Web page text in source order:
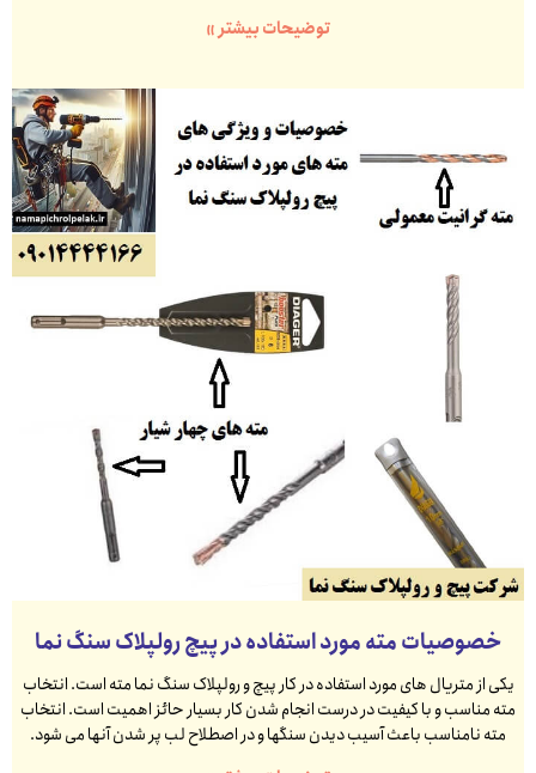
توضیحات بیشتر »
خصوصیات مته مورد استفاده در پیچ رولپلاک سنگ نما
یکی از متریال های مورد استفاده در کار پیچ و رولپلاک سنگ نما مته است. انتخاب
مته مناسب و با کیفیت در درست انجام شدن کار بسیار حائز اهمیت است. انتخاب
مته نامناسب باعث آسیب دیدن سنگها و در اصطلاح لب پر شدن آنها می شود.